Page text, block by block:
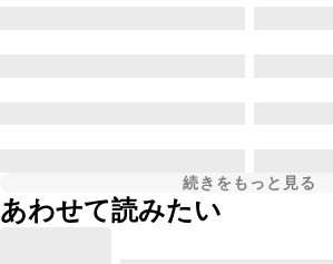
続きをもっと見る
あわせて読みたい